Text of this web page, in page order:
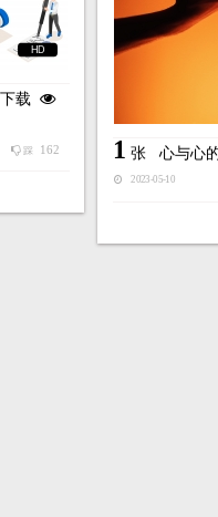
1 张 心与心
2023-05-10
HD
载
踩 162